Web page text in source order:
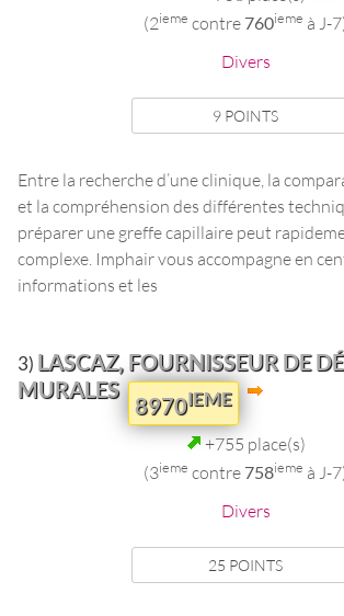
(2ieme contre 760ieme à J-
Divers
9 POINTS
Entre la recherche d’une clinique, la
et la compréhension des différentes
préparer une greffe capillaire peut
complexe. Imphair vous accompagne en
informations et les
3) LASCAZ, FOURNISSEUR DE
MURALES
8970IEME
+755 place(s)
(3ieme contre 758ieme à J-
Divers
25 POINTS